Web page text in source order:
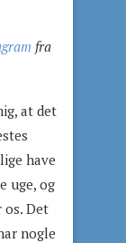
fra
at det
have
uge, og
os. Det
nogle